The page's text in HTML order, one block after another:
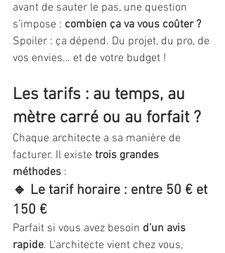
avant de sauter le pas, une question
s’impose : combien ça va vous coûter ?
Spoiler : ça dépend. Du projet, du pro, de
vos envies… et de votre budget !
Les tarifs : au temps, au
mètre carré ou au forfait ?
Chaque architecte a sa manière de
facturer. Il existe trois grandes
méthodes :
🔹 Le tarif horaire : entre 50 € et
150 €
Parfait si vous avez besoin d’un avis
rapide. L’architecte vient chez vous,